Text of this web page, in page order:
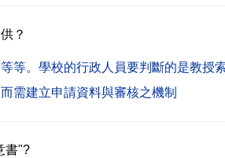
？
等。學校的行政人員要判斷的是教授
需建立申請資料與審核之機制
書"?